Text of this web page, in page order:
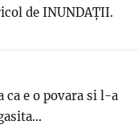
de INUNDAȚII.
e o povara si l-a